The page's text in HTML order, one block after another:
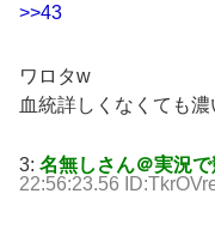
>>43
ワロタw
血統詳しくなくても
3: 名無しさん＠実況で
22:56:23.56